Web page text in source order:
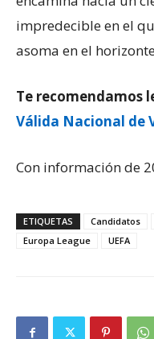
impredecible en el
asoma en el
Te recomendamos
Válida Nacional de
Con información de
ETIQUETAS Candidatos
Europa League
UEFA